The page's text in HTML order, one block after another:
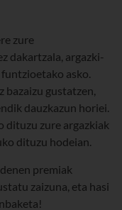
zure
dakartzala, argazki-
asko.
bazaizu gustatzen,
dauzkazun horiei.
dituzu zure argazkiak
dituzu hodeian.
premiak
zaizuna, eta hasi